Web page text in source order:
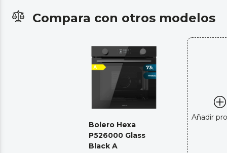
Compara con otros modelos
Bolero Hexa
P526000 Glass
Black A
Añadir